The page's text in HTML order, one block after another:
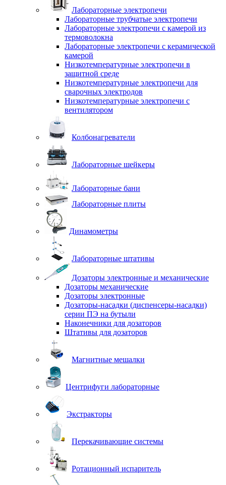
Лабораторные электропечи
Лабораторные трубчатые электропечи
Лабораторные электропечи с камерой из
термоволокна
Лабораторные электропечи с керамической
камерой
Низкотемпературные электропечи в
защитной среде
Низкотемпературные электропечи для
cварочных электродов
Низкотемпературные электропечи с
вентилятором
Колбонагреватели
Лабораторные шейкеры
Лабораторные бани
Лабораторные плиты
Динамометры
Лабораторные штативы
Дозаторы электронные и механические
Дозаторы механические
Дозаторы электронные
Дозаторы-насадки (диспенсеры-насадки)
серии ПЭ на бутыли
Наконечники для дозаторов
Штативы для дозаторов
Магнитные мешалки
Центрифуги лабораторные
Экстракторы
Перекачивающие системы
Ротационный испаритель